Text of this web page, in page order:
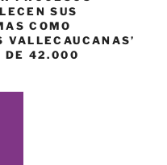
SUS
COMO
VALLECAUCANAS’
DE 42.000